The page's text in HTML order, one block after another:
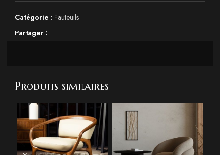
Catégorie : Fauteuils
Partager :
Produits similaires